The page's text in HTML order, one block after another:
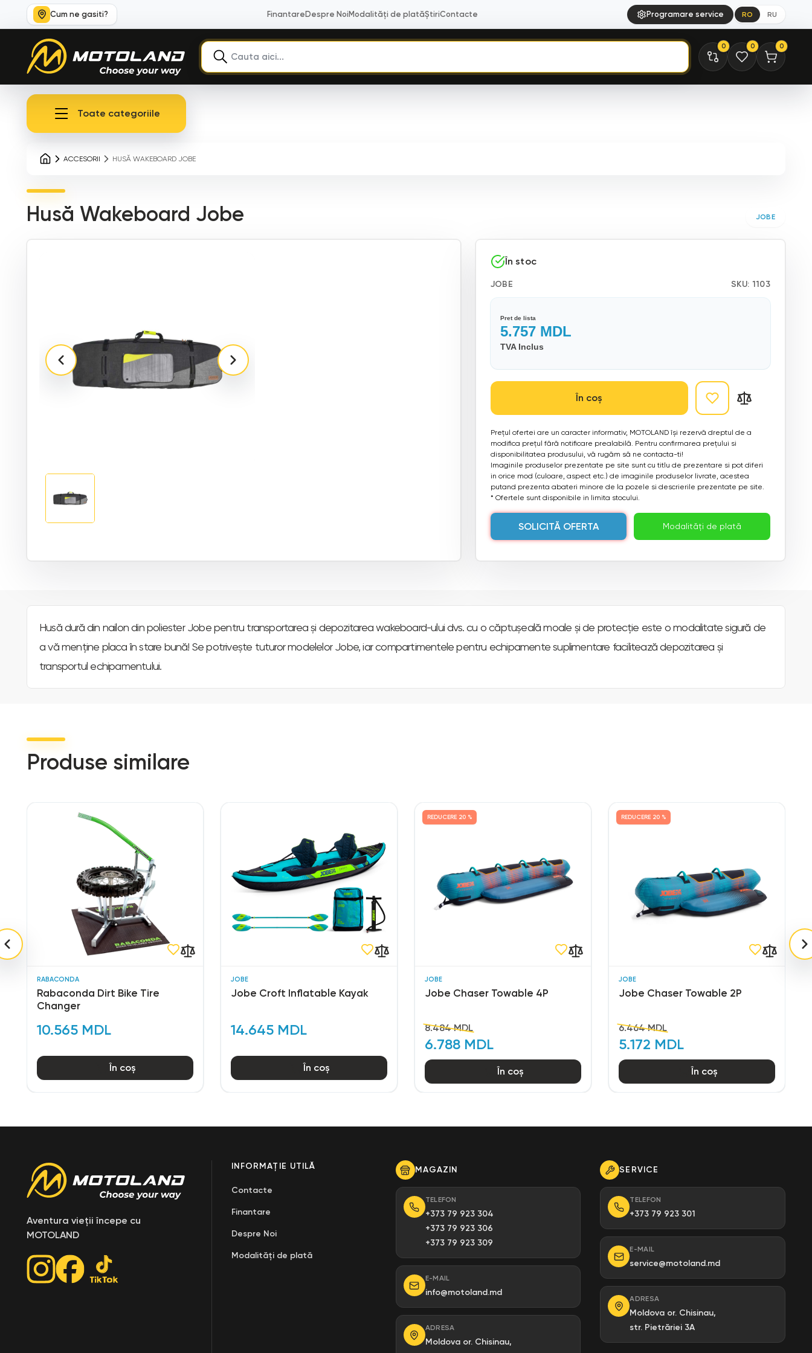
Cum ne gasiti? Finantare Despre Noi Modalități de platăȘtiriContacte Programare service RO RU
0 0 0
Toate categoriile
ACCESORII HUSĂ WAKEBOARD JOBE
Husă Wakeboard Jobe JOBE
În stoc
JOBE SKU: 1103
Pret de lista
5.757MDL
TVA Inclus
În coș
Prețul ofertei are un caracter informativ, MOTOLAND își rezervă dreptul de a
modifica prețul fără notificare prealabilă. Pentru confirmarea prețului si
disponibilitatea produsului, vă rugăm să ne contacta-ti!
Imaginile produselor prezentate pe site sunt cu titlu de prezentare si pot diferi
in orice mod (culoare, aspect etc.) de imaginile produselor livrate, acestea
putand prezenta abateri minore de la pozele si descrierile prezentate pe site.
* Ofertele sunt disponibile in limita stocului.
SOLICITĂ OFERTA Modalități de plată
Husă dură din nailon din poliester Jobe pentru transportarea și depozitarea wakeboard-ului dvs. cu o căptușeală moale și de protecție este o modalitate sigură de
a vă menține placa în stare bună! Se potrivește tuturor modelelor Jobe, iar compartimentele pentru echipamente suplimentare facilitează depozitarea și
transportul echipamentului.
Produse similare
RABACONDA
Rabaconda Dirt Bike Tire
Changer
10.565 MDL
În coș
JOBE
Jobe Croft Inflatable Kayak
14.645 MDL
În coș
JOBE
Jobe Chaser Towable 4P
8.484 MDL
6.788 MDL
REDUCERE 20 %
În coș
JOBE
Jobe Chaser Towable 2P
6.464 MDL
5.172 MDL
REDUCERE 20 %
În coș
Aventura vieții începe cu
MOTOLAND
INFORMAȚIE UTILĂ
Contacte
Finantare
Despre Noi
Modalități de plată
MAGAZIN
TELEFON
+373 79 923 304
+373 79 923 306
+373 79 923 309
E-MAIL
info@motoland.md
ADRESA
Moldova or. Chisinau,
SERVICE
TELEFON
+373 79 923 301
E-MAIL
service@motoland.md
ADRESA
Moldova or. Chisinau,
str. Pietrăriei 3A